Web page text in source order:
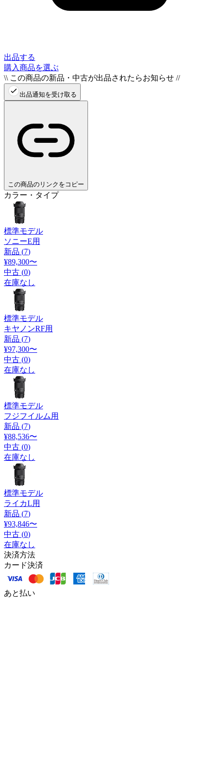
出品する
購入商品を選ぶ
\\ この商品の新品・中古が出品されたらお知らせ //
出品通知を受け取る
この商品のリンクをコピー
カラー・タイプ
標準モデル
ソニーE用
新品 (7)
¥89,300〜
中古 (0)
在庫なし
標準モデル
キヤノンRF用
新品 (7)
¥97,300〜
中古 (0)
在庫なし
標準モデル
フジフイルム用
新品 (7)
¥88,536〜
中古 (0)
在庫なし
標準モデル
ライカL用
新品 (7)
¥93,846〜
中古 (0)
在庫なし
決済方法
カード決済
あと払い